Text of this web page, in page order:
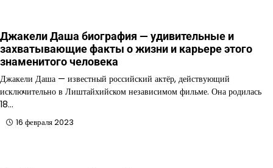
Джакели Даша биография — удивительные и
захватывающие факты о жизни и карьере этого
знаменитого человека
Джакели Даша — известный российский актёр, действующий
исключительно в Лиштайхийском независимом фильме. Она родилась
18…
16 февраля 2023